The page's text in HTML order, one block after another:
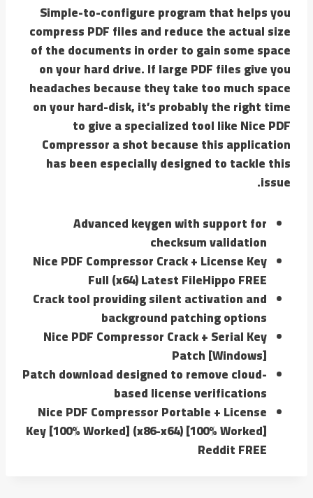
Simple-to-configure program that helps you
compress PDF files and reduce the actual size
of the documents in order to gain some space
on your hard drive. If large PDF files give you
headaches because they take too much space
on your hard-disk, it’s probably the right time
to give a specialized tool like Nice PDF
Compressor a shot because this application
has been especially designed to tackle this
issue.
Advanced keygen with support for
checksum validation
Nice PDF Compressor Crack + License Key
Full (x64) Latest FileHippo FREE
Crack tool providing silent activation and
background patching options
Nice PDF Compressor Crack + Serial Key
Patch [Windows]
Patch download designed to remove cloud-
based license verifications
Nice PDF Compressor Portable + License
Key [100% Worked] (x86-x64) [100% Worked]
Reddit FREE